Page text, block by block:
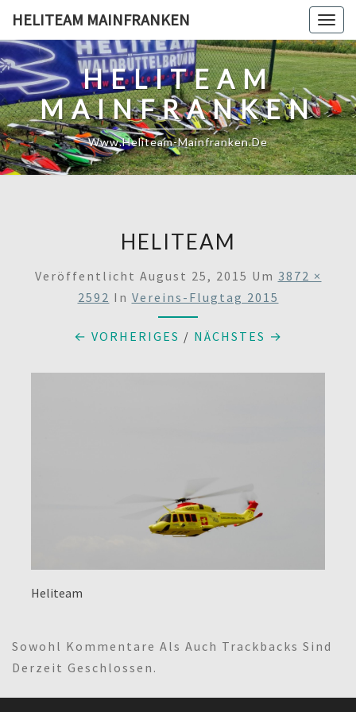
content
HELITEAM MAINFRANKEN
HELITEAM
MAINFRANKEN
Www.heliteam-Mainfranken.de
HELITEAM
Veröffentlicht August 25, 2015 Um 3872 ×
2592 In Vereins-Flugtag 2015
← VORHERIGES / NÄCHSTES →
Heliteam
Sowohl Kommentare Als Auch Trackbacks Sind
Derzeit Geschlossen.